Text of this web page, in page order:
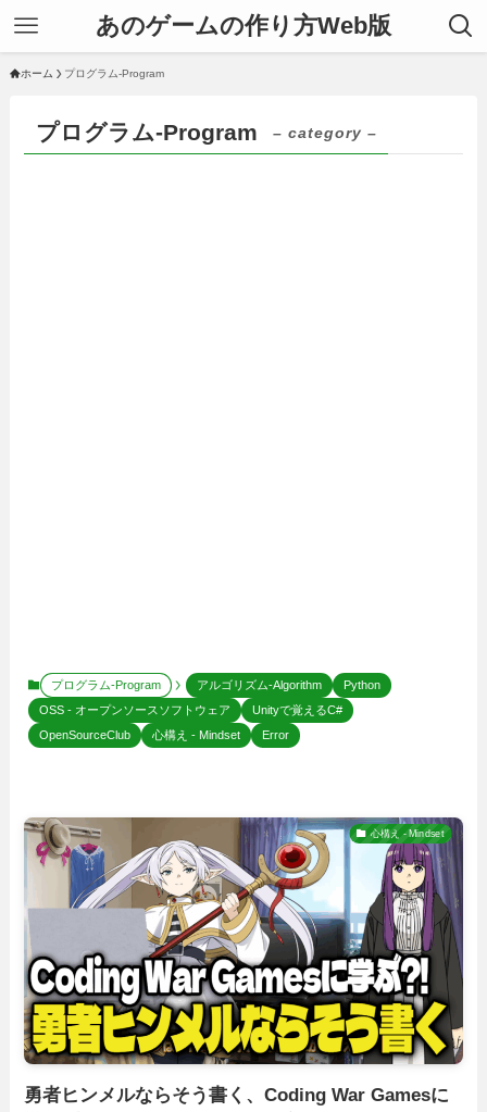
あのゲームの作り方Web版
ホーム プログラム-Program
プログラム-Program – category –
プログラム-Program アルゴリズム-Algorithm
Python
OSS - オープンソースソフトウェア
Unityで覚えるC#
OpenSourceClub
心構え - Mindset Error
心構え - Mindset
勇者ヒンメルならそう書く、Coding War Gamesに